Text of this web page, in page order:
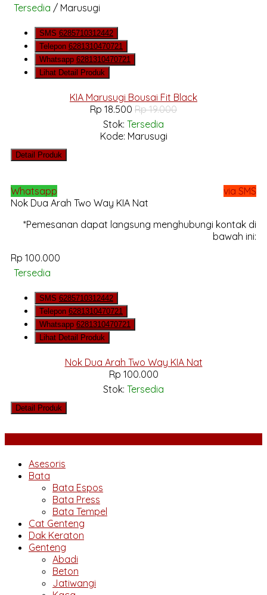
Tersedia / Marusugi
SMS 6285710312442
Telepon 6281310470721
Whatsapp 6281310470721
Lihat Detail Produk
KIA Marusugi Bousai Fit Black
Rp 18.500 Rp 19.000
Stok: Tersedia
Kode: Marusugi
Detail Produk
Whatsapp
via SMS
Nok Dua Arah Two Way KIA Nat
*Pemesanan dapat langsung menghubungi kontak di
bawah ini:
Rp 100.000
Tersedia
SMS 6285710312442
Telepon 6281310470721
Whatsapp 6281310470721
Lihat Detail Produk
Nok Dua Arah Two Way KIA Nat
Rp 100.000
Stok: Tersedia
Detail Produk
Asesoris
Bata
Bata Espos
Bata Press
Bata Tempel
Cat Genteng
Dak Keraton
Genteng
Abadi
Beton
Jatiwangi